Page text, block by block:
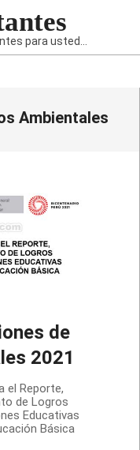
para usted...
Ambientales
de
2021
el Reporte,
de Logros
Educativas
Básica